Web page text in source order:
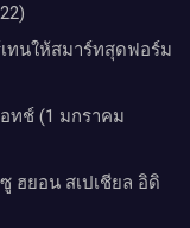
เทนให้สมาร์ทสุดฟอร์ม
ทช์ (1 มกราคม
ฮยอน สเปเชียล อิดิ